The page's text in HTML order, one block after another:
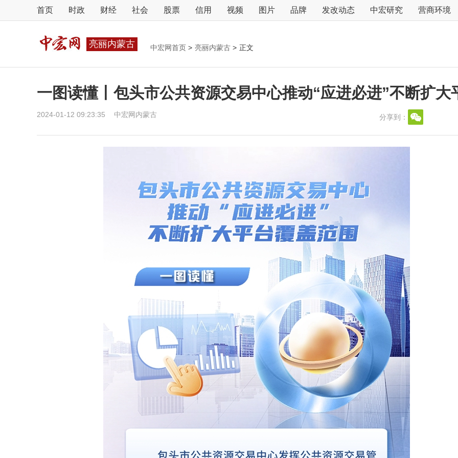
首页 时政 财经 社会 股票 信用 视频 图片 品牌 发改动态 中宏研究 营商环境
亮丽内蒙古 中宏网首页 > 亮丽内蒙古 > 正文
一图读懂丨包头市公共资源交易中心推动“应进必进”不断扩大
2024-01-12 09:23:35 中宏网内蒙古 分享到：